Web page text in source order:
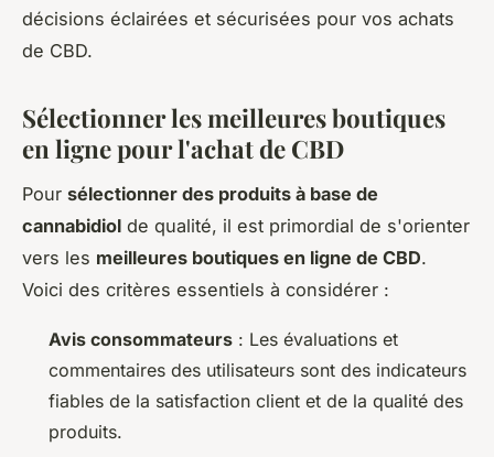
décisions éclairées et sécurisées pour vos achats
de CBD.
Sélectionner les meilleures boutiques
en ligne pour l'achat de CBD
Pour sélectionner des produits à base de
cannabidiol de qualité, il est primordial de s'orienter
vers les meilleures boutiques en ligne de CBD.
Voici des critères essentiels à considérer :
Avis consommateurs : Les évaluations et
commentaires des utilisateurs sont des indicateurs
fiables de la satisfaction client et de la qualité des
produits.